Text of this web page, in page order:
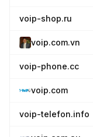
voip-shop.ru
voip.com.vn
voip-phone.cc
voip.com
voip-telefon.info